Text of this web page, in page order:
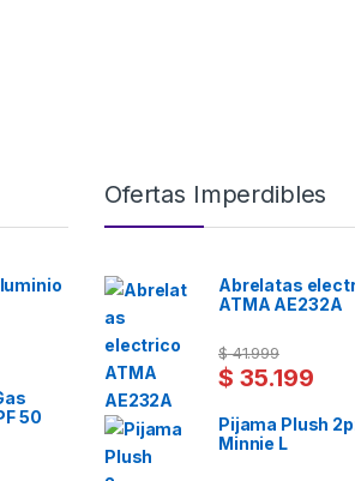
50
Ofertas Imperdibles
Abrelatas
ATMA AE232A
$ 35.199
$41.999
Pijama Plush
Minnie L